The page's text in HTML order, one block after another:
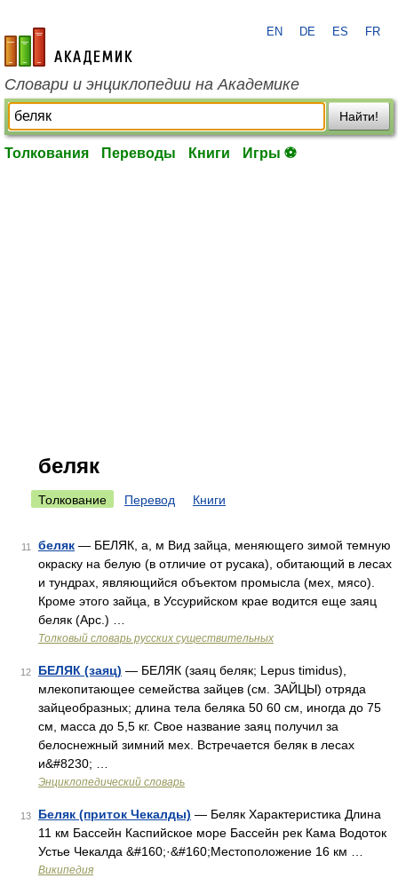
academic.ru
EN DE ES FR
Словари и энциклопедии на Академике
Найти!
Толкования Переводы Книги Игры ⚽
беляк
Толкование Перевод Книги
11 беляк — БЕЛЯК, а, м Вид зайца, меняющего зимой темную
окраску на белую (в отличие от русака), обитающий в лесах
и тундрах, являющийся объектом промысла (мех, мясо).
Кроме этого зайца, в Уссурийском крае водится еще заяц
беляк (Арс.) …
Толковый словарь русских существительных
12 БЕЛЯК (заяц) — БЕЛЯК (заяц беляк; Lepus timidus),
млекопитающее семейства зайцев (см. ЗАЙЦЫ) отряда
зайцеобразных; длина тела беляка 50 60 см, иногда до 75
см, масса до 5,5 кг. Свое название заяц получил за
белоснежный зимний мех. Встречается беляк в лесах
и&#8230; …
Энциклопедический словарь
13 Беляк (приток Чекалды) — Беляк Характеристика Длина
11 км Бассейн Каспийское море Бассейн рек Кама Водоток
Устье Чекалда &#160;·&#160;Местоположение 16 км …
Википедия